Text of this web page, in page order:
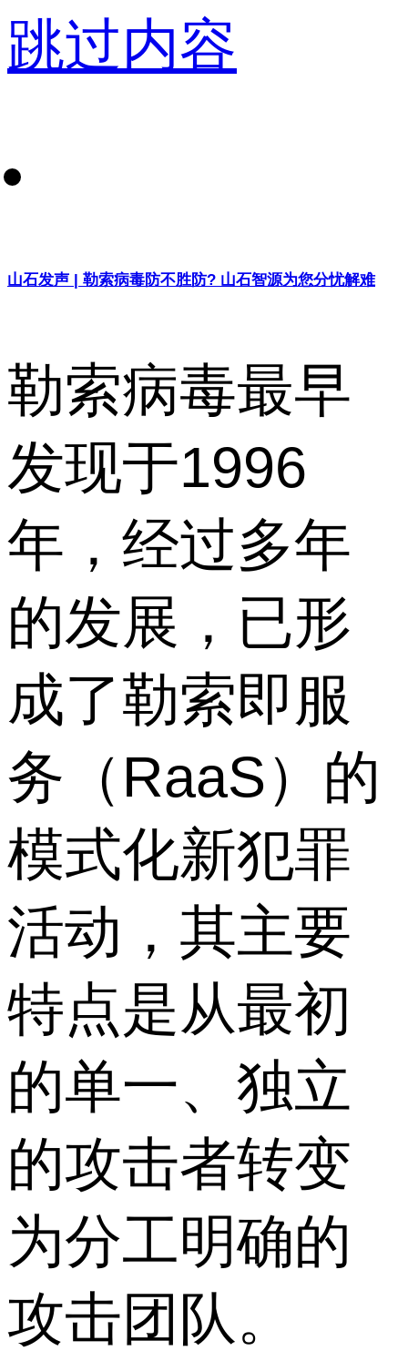
跳过内容
山石发声 | 勒索病毒防不胜防? 山石智源为您分忧解难
勒索病毒最早
发现于1996
年，经过多年
的发展，已形
成了勒索即服
务（RaaS）的
模式化新犯罪
活动，其主要
特点是从最初
的单一、独立
的攻击者转变
为分工明确的
攻击团队。